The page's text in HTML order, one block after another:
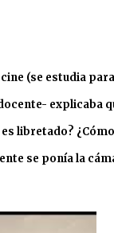
(se estudia
explicaba
libretado?
se ponía la